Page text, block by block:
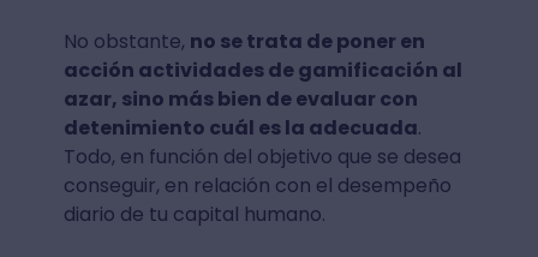
No obstante, no se trata de poner en
acción actividades de gamificación al
azar, sino más bien de evaluar con
detenimiento cuál es la adecuada.
Todo, en función del objetivo que se desea
conseguir, en relación con el desempeño
diario de tu capital humano.